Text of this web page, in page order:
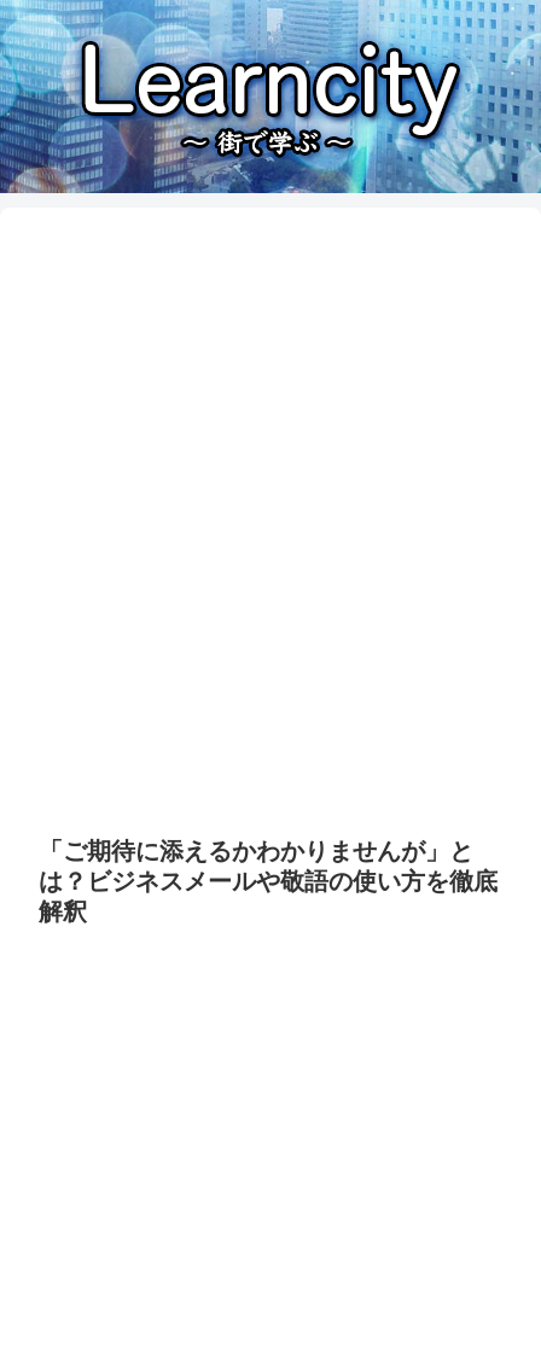
「ご期待に添えるかわかりませんが」と
は？ビジネスメールや敬語の使い方を徹底
解釈